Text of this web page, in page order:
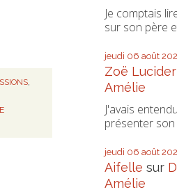
Je comptais
sur son père
jeudi 06 août
Zoë Lucider
Amélie
J'avais
présenter son
jeudi 06 août
Aifelle sur
Amélie